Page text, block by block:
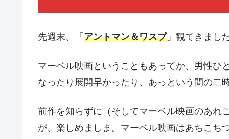
先週末、「 アントマン＆ワスプ」観てきまし
マーベル映画ということもあってか、男性ひ
なったり展開早かったり、あっという間の二
前作を知らずに（そしてマーベル映画のあれ
が、楽しめましま。マーベル映画はあちこ